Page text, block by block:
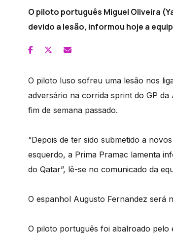
O piloto português Miguel Oliveira
devido a lesão, informou hoje a
O piloto luso sofreu uma lesão nos
adversário na corrida sprint do GP
fim de semana passado.
“Depois de ter sido submetido a
esquerdo, a Prima Pramac lamenta
do Qatar”, lê-se no comunicado da
O espanhol Augusto Fernandez será
O piloto português foi abalroado pelo